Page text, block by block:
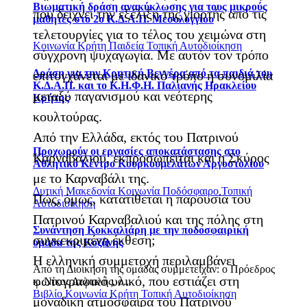
Βιωματική δράση ανακύκλωσης για τους μικρούς
μαθητές στο 2ο Κ.Δ.Α.Π. Μεσολογγίου
ΚοινωνίαΚρήτηΠαιδεία Τοπική Αυτοδιοίκηση
Δράση για την Κρητική Βεγγέρα από τα παιδιά του
Κ.Δ.Α.Π. και το Κ.Η.Φ.Η. Παλιανής Ηρακλείου
Κρήτης
Προχωρούν οι εργασίες αποκατάστασης στο
Αθλητικό Κέντρο Κουρκουμελάτων Αργοστολίου
Δυτική Μακεδονία Κοινωνία Ποδόσφαιρο Τοπική
Αυτοδιοίκηση
Συνάντηση Κοκκαλιάρη με την ποδοσφαιρική
ομάδα της Κοζάνης
Από τη Διοίκηση της ομάδας συμμετείχαν: o Πρόεδρος
κ. Νίκος Δελιαλής, ο...
Βιβλίο Κοινωνία Κρήτη Τοπική Αυτοδιοίκηση
που δείχνει την εξέλιξη της γιορτής από τις
τελετουργίες για το τέλος του χειμώνα στη
σύγχρονη ψυχαγωγία. Με αυτόν τον τρόπο
επιτυγχάνεται με ιδανικό τρόπο η συνομιλία
μεταξύ παγανισμού και νεότερης
κουλτούρας.
Από την Ελλάδα, εκτός του Πατρινού
Καρναβαλιού, εκπροσωπείται και η Σκύρος
με το Καρναβάλι της.
Πώς, όμως, κατατίθεται η παρουσία του
Πατρινού Καρναβαλιού και της πόλης στη
συγκεκριμένη έκθεση;
Η ελληνική συμμετοχή περιλαμβάνει
φωτογραφικό υλικό, που εστιάζει στη
μοναδική ατμόσφαιρα του Πατρινού